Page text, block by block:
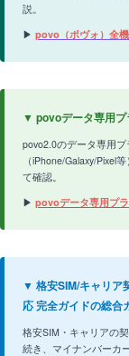
説。
▶ povo（ポヴォ）全
▼ povoデータ専用プ
povo2.0のデータ専用
（iPhone/Galaxy/Pixel
て確認。
▶ povoデータ専用プ
▼ 格安SIM/キャリア
応 完全ガイドの総合
格安SIM・キャリアの
続き、マイナンバーカ